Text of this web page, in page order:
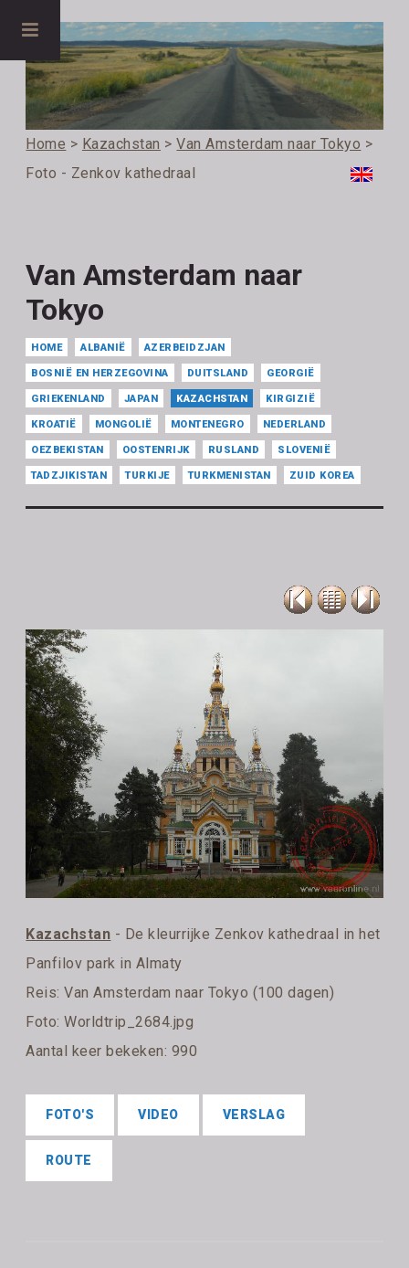
Home > Kazachstan >Van Amsterdam naar Tokyo >
Foto - Zenkov kathedraal
Van Amsterdam naar
Tokyo
HOME ALBANIË AZERBEIDZJAN
BOSNIË EN HERZEGOVINA DUITSLAND GEORGIË
GRIEKENLAND JAPAN KAZACHSTAN KIRGIZIË
KROATIË MONGOLIË MONTENEGRO NEDERLAND
OEZBEKISTAN OOSTENRIJK RUSLAND SLOVENIË
TADZJIKISTAN TURKIJE TURKMENISTAN ZUID KOREA
Kazachstan - De kleurrijke Zenkov kathedraal in het
Panfilov park in Almaty
Reis:Van Amsterdam naar Tokyo (100 dagen)
Foto: Worldtrip_2684.jpg
Aantal keer bekeken: 990
FOTO'S VIDEO VERSLAG
ROUTE